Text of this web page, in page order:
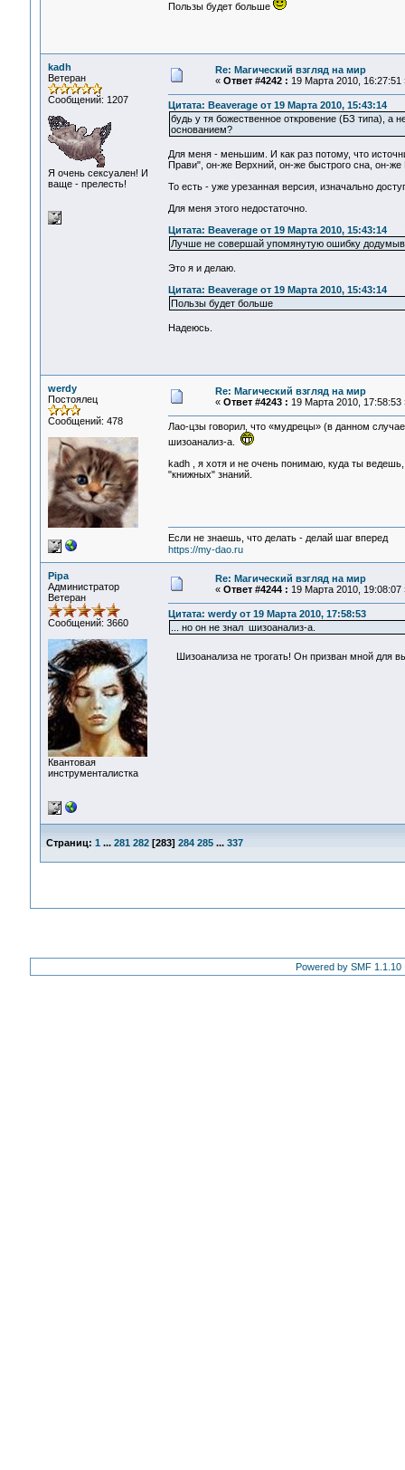
Пользы будет больше
kadh
Ветеран
Сообщений: 1207
Я очень сексуален! И
ваще - прелесть!
Re: Магический взгляд на мир
« Ответ #4242 : 19 Марта 2010, 16:27:51
Цитата: Beaverage от 19 Марта 2010, 15:43:14
будь у тя божественное откровение (БЗ типа), а
основанием?
Для меня - меньшим. И как раз потому, что
Прави", он-же Верхний, он-же быстрого сна, он-
То есть - уже урезанная версия, изначально
Для меня этого недостаточно.
Цитата: Beaverage от 19 Марта 2010, 15:43:14
Лучше не совершай упомянутую ошибку
Это я и делаю.
Цитата: Beaverage от 19 Марта 2010, 15:43:14
Пользы будет больше
Надеюсь.
werdy
Постоялец
Сообщений: 478
Re: Магический взгляд на мир
« Ответ #4243 : 19 Марта 2010, 17:58:53
Лао-цзы говорил, что «мудрецы» (в данном
шизоанализ-а.
kadh , я хотя и не очень понимаю, куда ты
"книжных" знаний.
Если не знаешь, что делать - делай шаг вперед
https://my-dao.ru
Pipa
Администратор
Ветеран
Сообщений: 3660
Квантовая
инструменталистка
Re: Магический взгляд на мир
« Ответ #4244 : 19 Марта 2010, 19:08:07
Цитата: werdy от 19 Марта 2010, 17:58:53
... но он не знал шизоанализ-а.
Шизоанализа не трогать! Он призван мной для
Страниц: 1 ... 281 282[283] 284 285 ... 337
Powered by SMF 1.1.10